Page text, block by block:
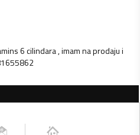
6 cilindara , imam na prodaju i